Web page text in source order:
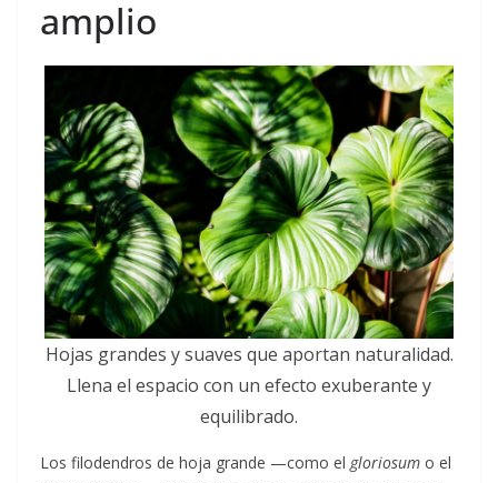
amplio
Hojas grandes y suaves que aportan naturalidad.
Llena el espacio con un efecto exuberante y
equilibrado.
Los filodendros de hoja grande —como el gloriosum o el